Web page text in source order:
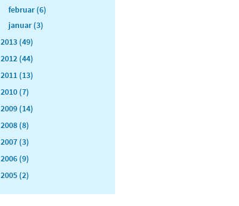
februar (6)
januar (3)
2013 (49)
2012 (44)
2011 (13)
2010 (7)
2009 (14)
2008 (8)
2007 (3)
2006 (9)
2005 (2)